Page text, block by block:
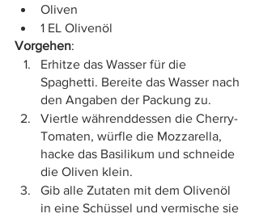
Oliven
1 EL Olivenöl
Vorgehen:
Erhitze das Wasser für die
Spaghetti. Bereite das Wasser nach
den Angaben der Packung zu.
Viertle währenddessen die Cherry-
Tomaten, würfle die Mozzarella,
hacke das Basilikum und schneide
die Oliven klein.
Gib alle Zutaten mit dem Olivenöl
in eine Schüssel und vermische sie